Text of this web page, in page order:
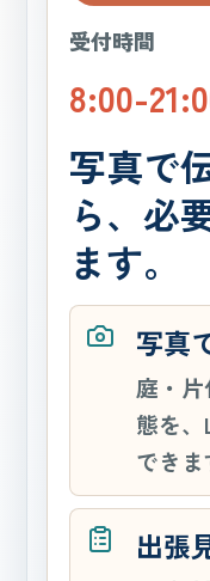
受付時間
8:00-
写真で
ら、必
ます。
写真
庭・
態を
できま
出張